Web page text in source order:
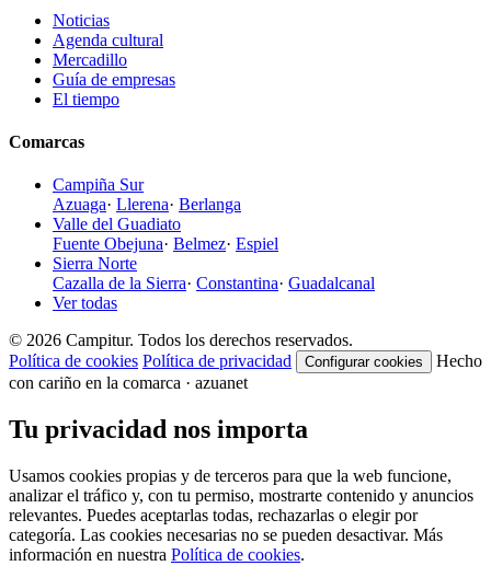
Noticias
Agenda cultural
Mercadillo
Guía de empresas
El tiempo
Comarcas
Campiña Sur
Azuaga· Llerena· Berlanga
Valle del Guadiato
Fuente Obejuna· Belmez· Espiel
Sierra Norte
Cazalla de la Sierra· Constantina· Guadalcanal
Ver todas
© 2026 Campitur. Todos los derechos reservados.
Política de cookies Política de privacidad Configurar cookies
Hecho
con cariño en la comarca · azuanet
Tu privacidad nos importa
Usamos cookies propias y de terceros para que la web funcione,
analizar el tráfico y, con tu permiso, mostrarte contenido y anuncios
relevantes. Puedes aceptarlas todas, rechazarlas o elegir por
categoría. Las cookies necesarias no se pueden desactivar. Más
información en nuestra Política de cookies.